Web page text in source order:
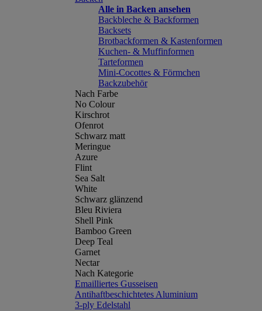
Alle in Backen ansehen
Backbleche & Backformen
Backsets
Brotbackformen & Kastenformen
Kuchen- & Muffinformen
Tarteformen
Mini-Cocottes & Förmchen
Backzubehör
Nach Farbe
No Colour
Kirschrot
Ofenrot
Schwarz matt
Meringue
Azure
Flint
Sea Salt
White
Schwarz glänzend
Bleu Riviera
Shell Pink
Bamboo Green
Deep Teal
Garnet
Nectar
Nach Kategorie
Emailliertes Gusseisen
Antihaftbeschichtetes Aluminium
3-ply Edelstahl